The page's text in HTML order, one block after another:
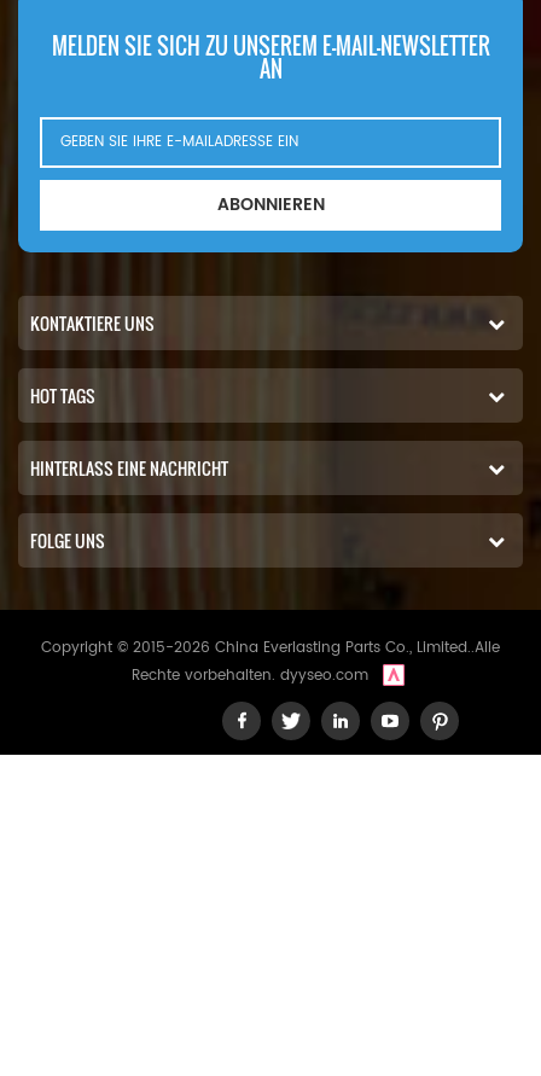
MELDEN SIE SICH ZU UNSEREM E-MAIL-NEWSLETTER
AN
ABONNIEREN
KONTAKTIERE UNS
HOT TAGS
HINTERLASS EINE NACHRICHT
FOLGE UNS
Copyright © 2015-2026 China Everlasting Parts Co., Limited..Alle
Rechte vorbehalten. dyyseo.com